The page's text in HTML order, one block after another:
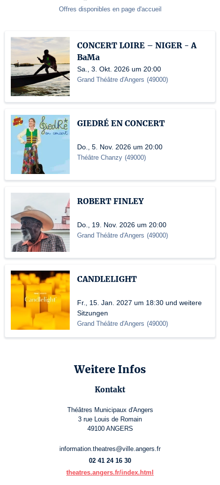
Offres disponibles en page d'accueil
CONCERT LOIRE – NIGER - A
BaMa
Sa., 3. Okt. 2026 um 20:00
Grand Théâtre d'Angers (49000)
GIEDRÉ EN CONCERT
Do., 5. Nov. 2026 um 20:00
Théâtre Chanzy (49000)
ROBERT FINLEY
Do., 19. Nov. 2026 um 20:00
Grand Théâtre d'Angers (49000)
CANDLELIGHT
Fr., 15. Jan. 2027 um 18:30 und weitere
Sitzungen
Grand Théâtre d'Angers (49000)
Weitere Infos
Kontakt
Théâtres Municipaux d'Angers
3 rue Louis de Romain
49100 ANGERS
information.theatres@ville.angers.fr
02 41 24 16 30
theatres.angers.fr/index.html